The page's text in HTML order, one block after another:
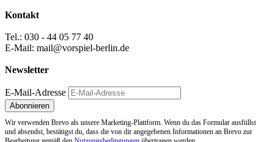
Kontakt
Tel.: 030 - 44 05 77 40
E-Mail: mail@vorspiel-berlin.de
Newsletter
E-Mail-Adresse
Wir verwenden Brevo als unsere Marketing-Plattform. Wenn du das Formular ausfüllst
und absendst, bestätigst du, dass die von dir angegebenen Informationen an Brevo zur